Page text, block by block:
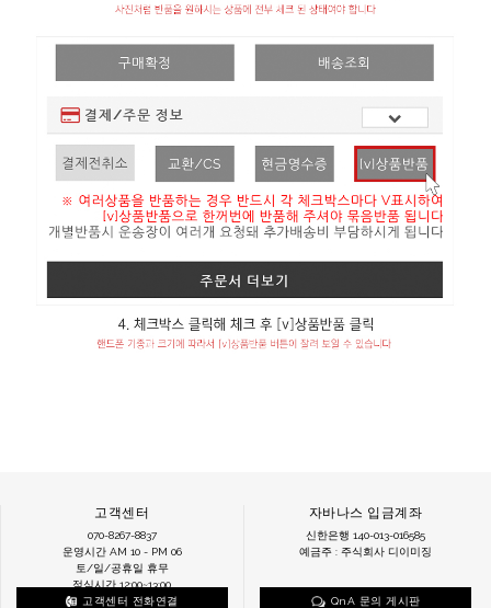
고객센터
070-8267-8837
운영시간 AM 10 - PM 06
토/일/공휴일 휴무
점심시간 12:00~13:00
고객센터 전화연결
자바나스 입금계좌
신한은행 140-013-016585
예금주 : 주식회사 디이미징
QnA 문의 게시판